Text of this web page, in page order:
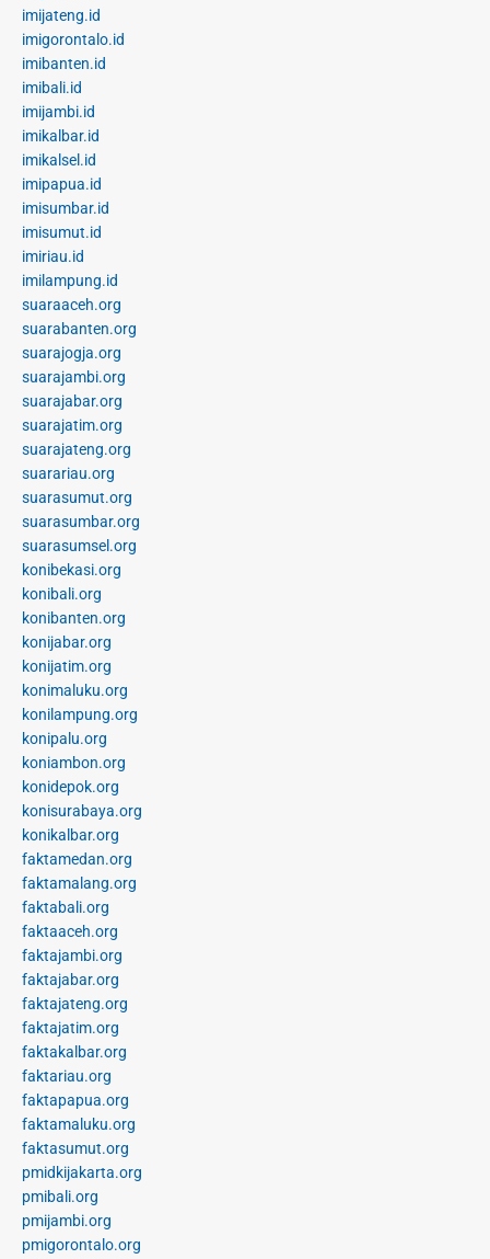
imijateng.id
imigorontalo.id
imibanten.id
imibali.id
imijambi.id
imikalbar.id
imikalsel.id
imipapua.id
imisumbar.id
imisumut.id
imiriau.id
imilampung.id
suaraaceh.org
suarabanten.org
suarajogja.org
suarajambi.org
suarajabar.org
suarajatim.org
suarajateng.org
suarariau.org
suarasumut.org
suarasumbar.org
suarasumsel.org
konibekasi.org
konibali.org
konibanten.org
konijabar.org
konijatim.org
konimaluku.org
konilampung.org
konipalu.org
koniambon.org
konidepok.org
konisurabaya.org
konikalbar.org
faktamedan.org
faktamalang.org
faktabali.org
faktaaceh.org
faktajambi.org
faktajabar.org
faktajateng.org
faktajatim.org
faktakalbar.org
faktariau.org
faktapapua.org
faktamaluku.org
faktasumut.org
pmidkijakarta.org
pmibali.org
pmijambi.org
pmigorontalo.org